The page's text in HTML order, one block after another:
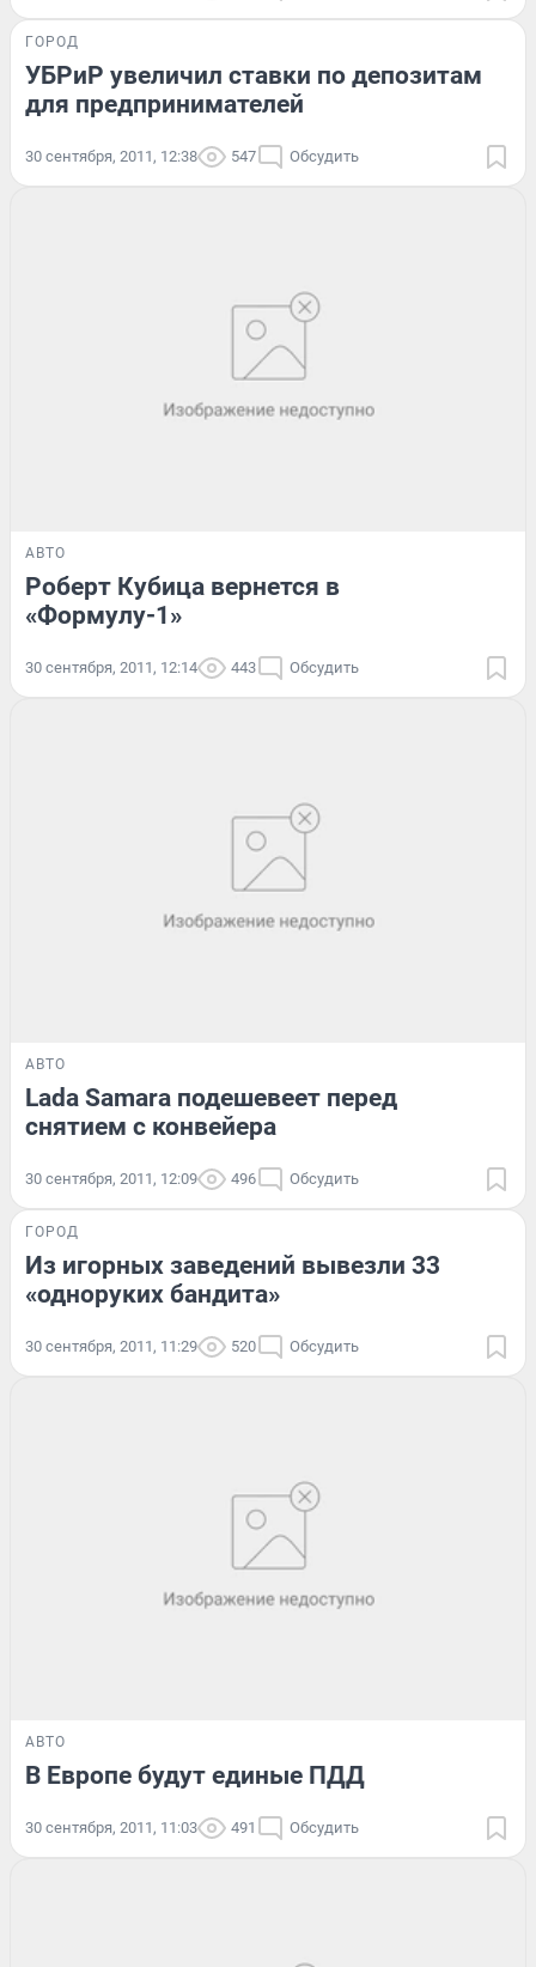
ГОРОД
УБРиР увеличил ставки по депозитам
для предпринимателей
30 сентября, 2011, 12:38 547 Обсудить
АВТО
Роберт Кубица вернется в
«Формулу-1»
30 сентября, 2011, 12:14 443 Обсудить
АВТО
Lada Samara подешевеет перед
снятием с конвейера
30 сентября, 2011, 12:09 496 Обсудить
ГОРОД
Из игорных заведений вывезли 33
«одноруких бандита»
30 сентября, 2011, 11:29 520 Обсудить
АВТО
В Европе будут единые ПДД
30 сентября, 2011, 11:03 491 Обсудить